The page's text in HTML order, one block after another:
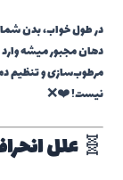
در طول خواب، بدن
دهان مجبور میشه
مرطوب‌سازی و تنظیم
نیست! ❤️❌
🧬علل